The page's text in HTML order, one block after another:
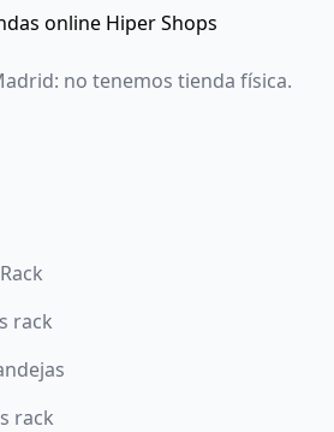
online Hiper Shops
no tenemos tienda física.
rack
rack